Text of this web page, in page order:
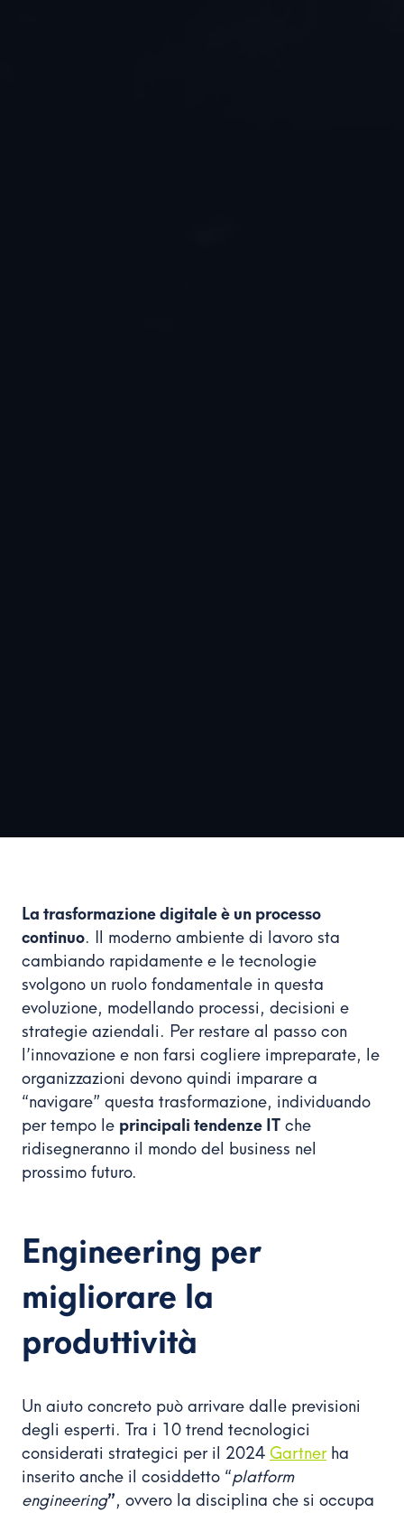
La trasformazione digitale è un processo
continuo. Il moderno ambiente di lavoro sta
cambiando rapidamente e le tecnologie
svolgono un ruolo fondamentale in questa
evoluzione, modellando processi, decisioni e
strategie aziendali. Per restare al passo con
l’innovazione e non farsi cogliere impreparate, le
organizzazioni devono quindi imparare a
“navigare” questa trasformazione, individuando
per tempo le principali tendenze IT che
ridisegneranno il mondo del business nel
prossimo futuro.
Engineering per
migliorare la
produttività
Un aiuto concreto può arrivare dalle previsioni
degli esperti. Tra i 10 trend tecnologici
considerati strategici per il 2024 Gartnerha
inserito anche il cosiddetto “platform
engineering”, ovvero la disciplina che si occupa